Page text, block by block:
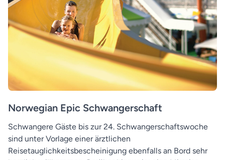
Norwegian Epic Schwangerschaft
Schwangere Gäste bis zur 24. Schwangerschaftswoche
sind unter Vorlage einer ärztlichen
Reisetauglichkeitsbescheinigung ebenfalls an Bord sehr